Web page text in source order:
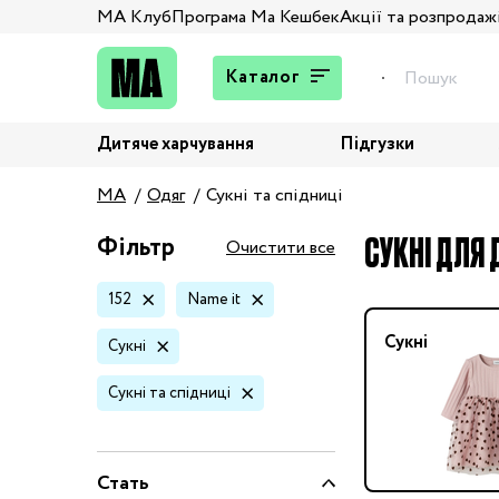
МА КлубПрограма Ма КешбекАкції та
Каталог
Штани та джинси
Верхній одяг
Жакети та піджаки
Кардигани та світшоти
Колготи та шкарпетки
Комбінезони,
комплекти, боді
Купальники та плавки
Дитяче харчування Підгузки
MA
Одяг Сукні та спідниці
Фільтр Очистити все
152 Name it
Сукні
Сукні та спідниці
Стать
СУКНІ ДЛЯ
Сукні